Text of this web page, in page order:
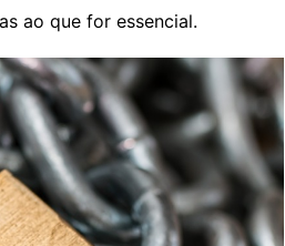
ao que for essencial.